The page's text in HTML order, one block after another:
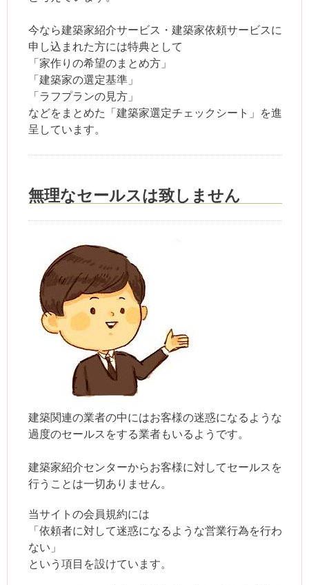
今なら建築家紹介サービス・建築家依頼サービスに
申し込まれた方には特典として
「家作りの希望のまとめ方」
「建築家の選定基準」
「ラフプランの見方」
などをまとめた「建築家選定チェックシート」を進
呈しています。
無理なセールスは致しません
建築関連の業者の中にはお客様の迷惑になるような
過度のセールスをする業者もいるようです。
建築家紹介センターからお客様に対してセールスを
行うことは一切ありません。
当サイトの会員規約には
「依頼者に対して迷惑になるような営業行為を行わ
ない」
という項目を設けています。